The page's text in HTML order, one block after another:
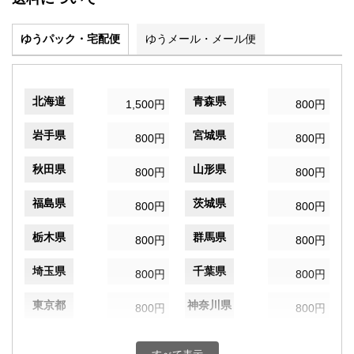
ゆうパック・宅配便 ゆうメール・メール便
北海道 1,500円 青森県 800円
岩手県 800円 宮城県 800円
秋田県 800円 山形県 800円
福島県 800円 茨城県 800円
栃木県 800円 群馬県 800円
埼玉県 800円 千葉県 800円
東京都 800円 神奈川県 800円
800円 富山県